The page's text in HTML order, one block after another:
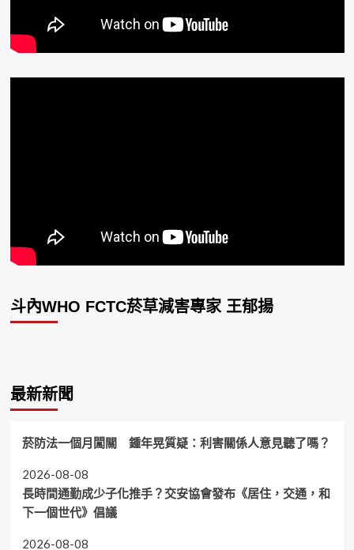
斗內WHO FCTC菸草減害專家 王郁揚
最新新聞
菸防法一個月闖關 鍾年晃質疑：利害關係人意見聽了嗎？
2026-08-08
長時間通勤成少子化推手？交安協會發布《居住，交通，和
下一個世代》倡議
2026-08-08